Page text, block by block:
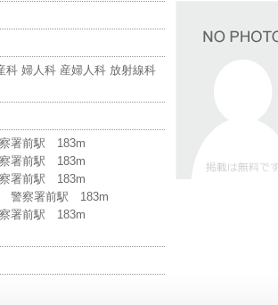
科 婦人科 産婦人科 放射線科
署前駅 183m
署前駅 183m
署前駅 183m
) 警察署前駅 183m
署前駅 183m